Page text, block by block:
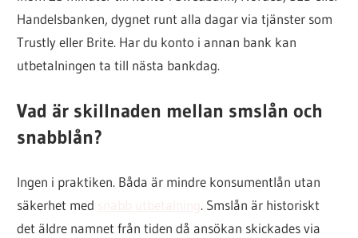
Handelsbanken, dygnet runt alla dagar via tjänster som
Trustly eller Brite. Har du konto i annan bank kan
utbetalningen ta till nästa bankdag.
Vad är skillnaden mellan smslån och
snabblån?
Ingen i praktiken. Båda är mindre konsumentlån utan
säkerhet med
. Smslån är historiskt
det äldre namnet från tiden då ansökan skickades via